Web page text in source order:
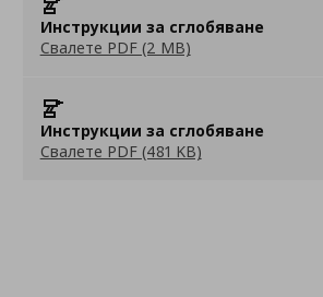
Инструкции за сглобяване
Свалете PDF (2 MB)
Инструкции за сглобяване
Свалете PDF (481 KB)